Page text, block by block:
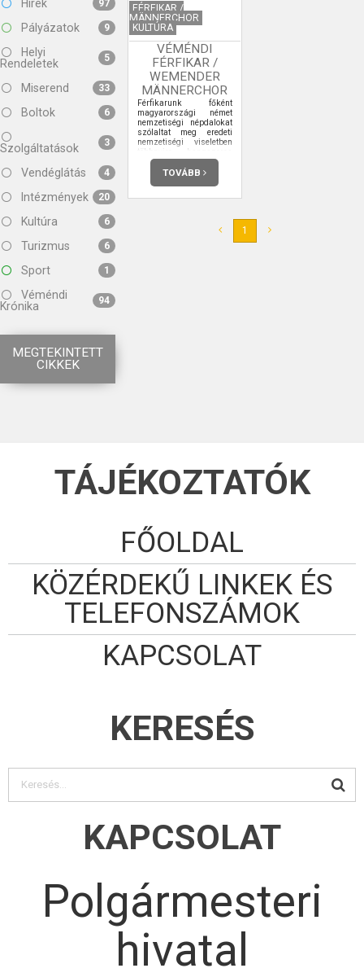
Hírek
97
Pályázatok 9
Helyi
Rendeletek
5
Miserend 33
Boltok 6
Szolgáltatások 3
Vendéglátás 4
Intézmények 20
Kultúra 6
Turizmus 6
Sport 1
Véméndi
Krónika
94
MEGTEKINTETT
CIKKEK
FÉRFIKAR /
MÄNNERCHOR
KULTÚRA
VÉMÉNDI
FÉRFIKAR /
WEMENDER
MÄNNERCHOR
Férfikarunk főként
magyarországi német
nemzetiségi népdalokat
szólaltat meg eredeti
nemzetiségi viseletben
többnyire hangszeres
kísérettel.
TOVÁBB
1
TÁJÉKOZTATÓK
FŐOLDAL
KÖZÉRDEKŰ LINKEK ÉS
TELEFONSZÁMOK
KAPCSOLAT
KERESÉS
KAPCSOLAT
Polgármesteri
hivatal